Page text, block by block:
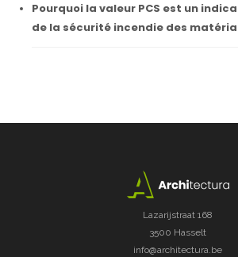
Pourquoi la valeur PCS est un
de la sécurité incendie des
Lazarijstraat 168
3500 Hasselt
info@architectura.be